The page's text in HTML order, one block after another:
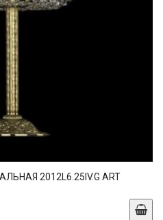
2012L6.25IV.G ART